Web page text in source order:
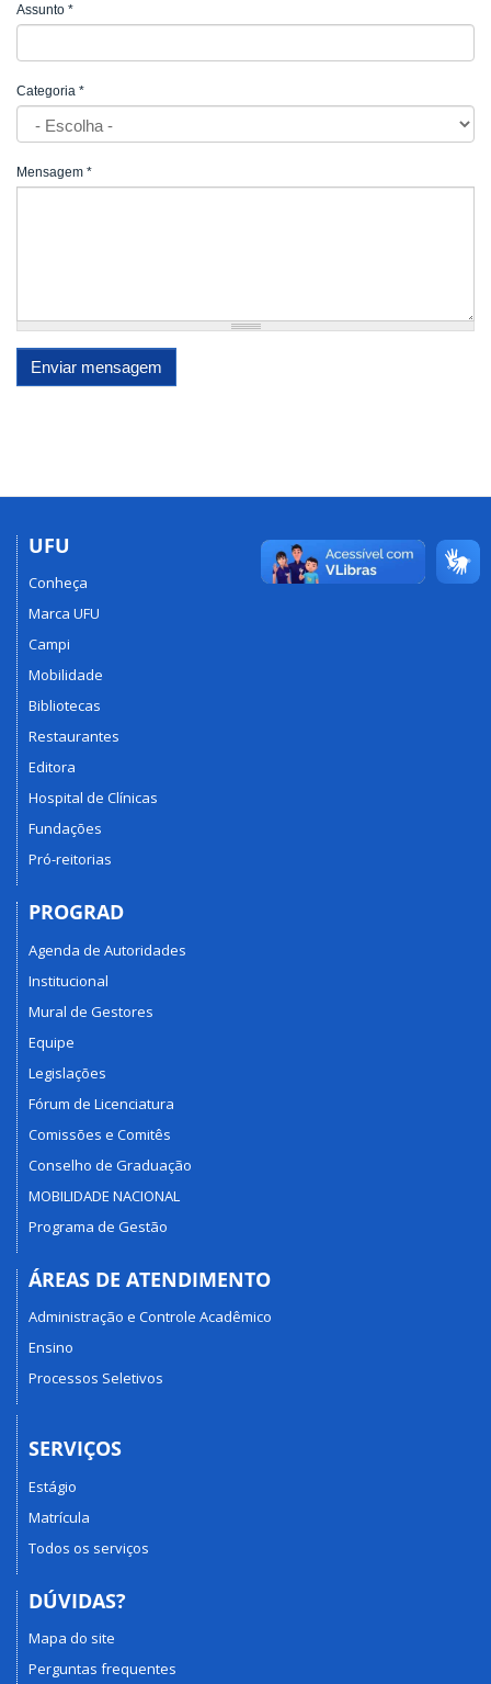
Assunto *
Categoria *
Mensagem *
Enviar mensagem
UFU
Conheça
Marca UFU
Campi
Mobilidade
Bibliotecas
Restaurantes
Editora
Hospital de Clínicas
Fundações
Pró-reitorias
PROGRAD
Agenda de Autoridades
Institucional
Mural de Gestores
Equipe
Legislações
Fórum de Licenciatura
Comissões e Comitês
Conselho de Graduação
MOBILIDADE NACIONAL
Programa de Gestão
ÁREAS DE ATENDIMENTO
Administração e Controle Acadêmico
Ensino
Processos Seletivos
SERVIÇOS
Estágio
Matrícula
Todos os serviços
DÚVIDAS?
Mapa do site
Perguntas frequentes